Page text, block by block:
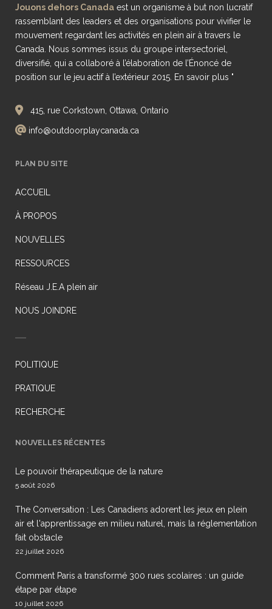
Jouons dehors Canada est un organisme à but non lucratif
rassemblant des leaders et des organisations pour vivifier le
mouvement regardant les activités en plein air à travers le
Canada. Nous sommes issus du groupe intersectoriel,
diversifié, qui a collaboré à l’élaboration de l’Énoncé de
position sur le jeu actif à l’extérieur 2015. En savoir plus "
415, rue Corkstown, Ottawa, Ontario
info@outdoorplaycanada.ca
PLAN DU SITE
ACCUEIL
À PROPOS
NOUVELLES
RESSOURCES
Réseau J.E.A plein air
NOUS JOINDRE
POLITIQUE
PRATIQUE
RECHERCHE
NOUVELLES RÉCENTES
Le pouvoir thérapeutique de la nature
5 août 2026
The Conversation : Les Canadiens adorent les jeux en plein
air et l'apprentissage en milieu naturel, mais la réglementation
fait obstacle
22 juillet 2026
Comment Paris a transformé 300 rues scolaires : un guide
étape par étape
10 juillet 2026